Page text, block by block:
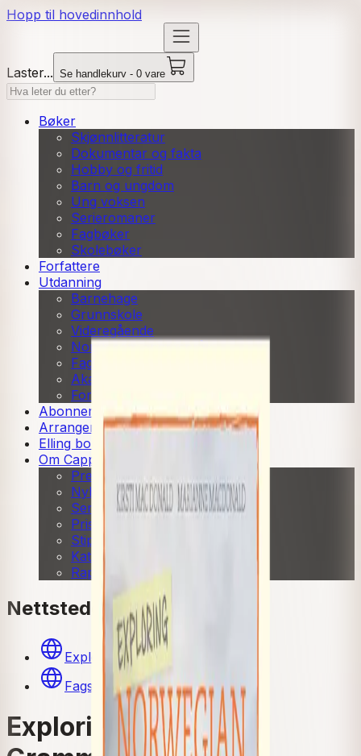
Hopp til hovedinnhold
Laster... Se handlekurv - 0 vare
Bøker
Skjønnlitteratur
Dokumentar og fakta
Hobby og fritid
Barn og ungdom
Ung voksen
Serieromaner
Fagbøker
Skolebøker
Forfattere
Utdanning
Barnehage
Grunnskole
Videregående
Norsk som andrespråk
Fagskole
Akademisk
Forskning
Abonnement
Arrangementer
Elling bokkafé
Om Cappelen Damm
Presse
Nyhetsbrev
Send inn manus
Priser og nominasjoner
Stipender og minnepriser
Kataloger
Rapport 2025
Nettsteder
Exploring Norwegian Grammar
Fagsnakk | NOA
Exploring Norwegian